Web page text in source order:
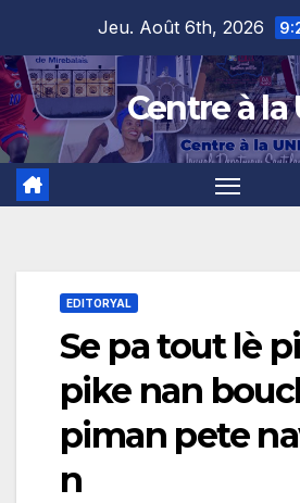
content
Jeu. Août 6th, 2026
Centre à la
EDITORYAL
Se pa tout lè
pike nan
piman pete
n